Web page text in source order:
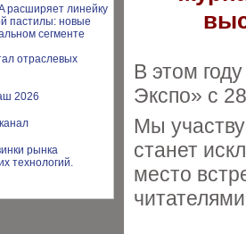
В этом
Экспо» с
Мы
станет
место